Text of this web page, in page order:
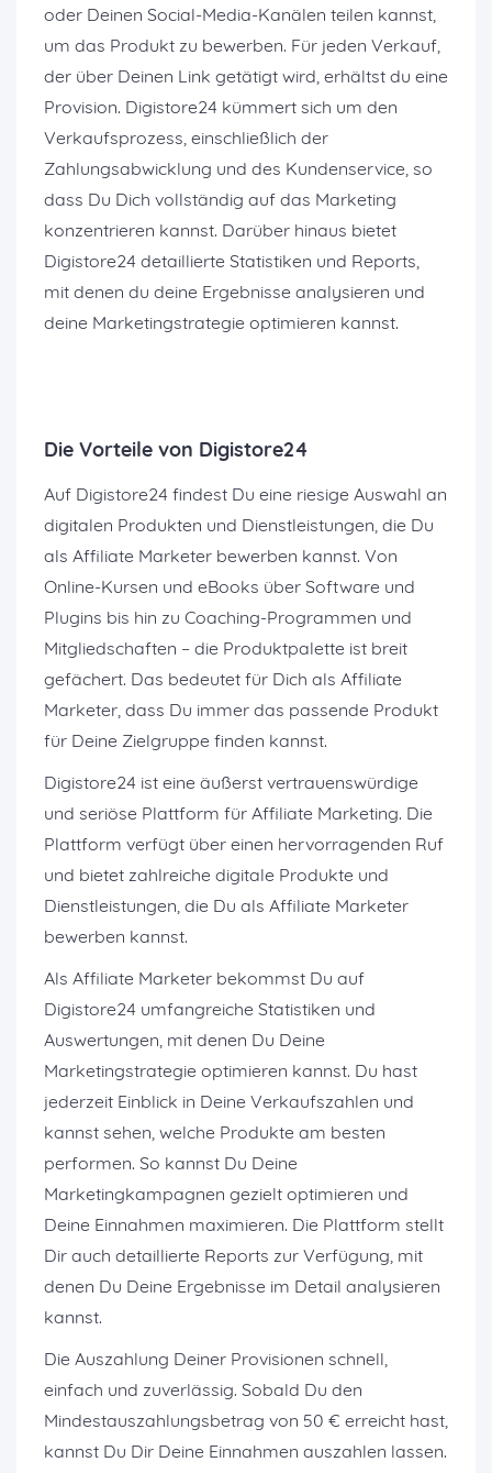
oder Deinen Social-Media-Kanälen teilen kannst,
um das Produkt zu bewerben. Für jeden Verkauf,
der über Deinen Link getätigt wird, erhältst du eine
Provision. Digistore24 kümmert sich um den
Verkaufsprozess, einschließlich der
Zahlungsabwicklung und des Kundenservice, so
dass Du Dich vollständig auf das Marketing
konzentrieren kannst. Darüber hinaus bietet
Digistore24 detaillierte Statistiken und Reports,
mit denen du deine Ergebnisse analysieren und
deine Marketingstrategie optimieren kannst.
Die Vorteile von Digistore24
Auf Digistore24 findest Du eine riesige Auswahl an
digitalen Produkten und Dienstleistungen, die Du
als Affiliate Marketer bewerben kannst. Von
Online-Kursen und eBooks über Software und
Plugins bis hin zu Coaching-Programmen und
Mitgliedschaften – die Produktpalette ist breit
gefächert. Das bedeutet für Dich als Affiliate
Marketer, dass Du immer das passende Produkt
für Deine Zielgruppe finden kannst.
Digistore24 ist eine äußerst vertrauenswürdige
und seriöse Plattform für Affiliate Marketing. Die
Plattform verfügt über einen hervorragenden Ruf
und bietet zahlreiche digitale Produkte und
Dienstleistungen, die Du als Affiliate Marketer
bewerben kannst.
Als Affiliate Marketer bekommst Du auf
Digistore24 umfangreiche Statistiken und
Auswertungen, mit denen Du Deine
Marketingstrategie optimieren kannst. Du hast
jederzeit Einblick in Deine Verkaufszahlen und
kannst sehen, welche Produkte am besten
performen. So kannst Du Deine
Marketingkampagnen gezielt optimieren und
Deine Einnahmen maximieren. Die Plattform stellt
Dir auch detaillierte Reports zur Verfügung, mit
denen Du Deine Ergebnisse im Detail analysieren
kannst.
Die Auszahlung Deiner Provisionen schnell,
einfach und zuverlässig. Sobald Du den
Mindestauszahlungsbetrag von 50 € erreicht hast,
kannst Du Dir Deine Einnahmen auszahlen lassen.